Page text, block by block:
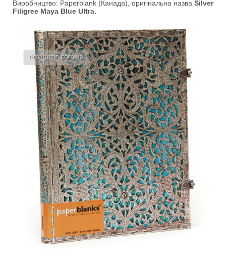
Виробництво: Paperblank (Канада), оригінальна назва Silver
Filigree Maya Blue Ultra.